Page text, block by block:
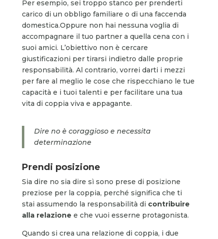
Per esempio, sei troppo stanco per prenderti
carico di un obbligo familiare o di una faccenda
domestica.Oppure non hai nessuna voglia di
accompagnare il tuo partner a quella cena con i
suoi amici. L’obiettivo non è cercare
giustificazioni per tirarsi indietro dalle proprie
responsabilità. Al contrario, vorrei darti i mezzi
per fare al meglio le cose che rispecchiano le tue
capacità e i tuoi talenti e per facilitare una tua
vita di coppia viva e appagante.
Dire no è coraggioso e necessita
determinazione
Prendi posizione
Sia dire no sia dire sì sono prese di posizione
preziose per la coppia, perché significa che ti
stai assumendo la responsabilità di contribuire
alla relazione e che vuoi esserne protagonista.
Quando si crea una relazione di coppia, i due